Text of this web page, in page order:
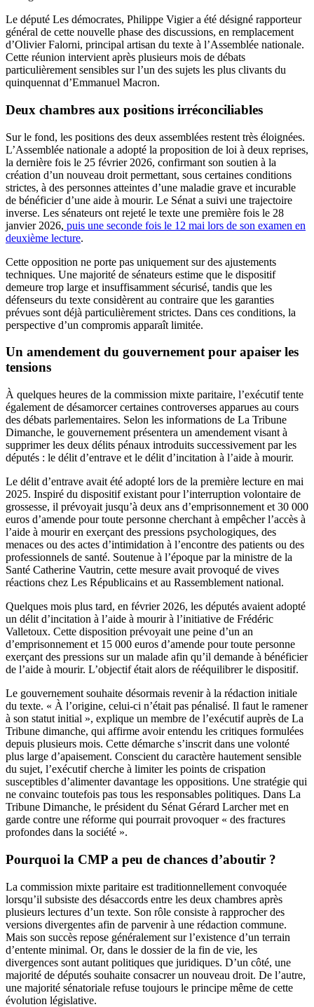
Le député Les démocrates, Philippe Vigier a été désigné rapporteur
général de cette nouvelle phase des discussions, en remplacement
d’Olivier Falorni, principal artisan du texte à l’Assemblée nationale.
Cette réunion intervient après plusieurs mois de débats
particulièrement sensibles sur l’un des sujets les plus clivants du
quinquennat d’Emmanuel Macron.
Deux chambres aux positions irréconciliables
Sur le fond, les positions des deux assemblées restent très éloignées.
L’Assemblée nationale a adopté la proposition de loi à deux reprises,
la dernière fois le 25 février 2026, confirmant son soutien à la
création d’un nouveau droit permettant, sous certaines conditions
strictes, à des personnes atteintes d’une maladie grave et incurable
de bénéficier d’une aide à mourir. Le Sénat a suivi une trajectoire
inverse. Les sénateurs ont rejeté le texte une première fois le 28
janvier 2026, puis une seconde fois le 12 mai lors de son examen en
deuxième lecture.
Cette opposition ne porte pas uniquement sur des ajustements
techniques. Une majorité de sénateurs estime que le dispositif
demeure trop large et insuffisamment sécurisé, tandis que les
défenseurs du texte considèrent au contraire que les garanties
prévues sont déjà particulièrement strictes. Dans ces conditions, la
perspective d’un compromis apparaît limitée.
Un amendement du gouvernement pour apaiser les
tensions
À quelques heures de la commission mixte paritaire, l’exécutif tente
également de désamorcer certaines controverses apparues au cours
des débats parlementaires. Selon les informations de La Tribune
Dimanche, le gouvernement présentera un amendement visant à
supprimer les deux délits pénaux introduits successivement par les
députés : le délit d’entrave et le délit d’incitation à l’aide à mourir.
Le délit d’entrave avait été adopté lors de la première lecture en mai
2025. Inspiré du dispositif existant pour l’interruption volontaire de
grossesse, il prévoyait jusqu’à deux ans d’emprisonnement et 30 000
euros d’amende pour toute personne cherchant à empêcher l’accès à
l’aide à mourir en exerçant des pressions psychologiques, des
menaces ou des actes d’intimidation à l’encontre des patients ou des
professionnels de santé. Soutenue à l’époque par la ministre de la
Santé Catherine Vautrin, cette mesure avait provoqué de vives
réactions chez Les Républicains et au Rassemblement national.
Quelques mois plus tard, en février 2026, les députés avaient adopté
un délit d’incitation à l’aide à mourir à l’initiative de Frédéric
Valletoux. Cette disposition prévoyait une peine d’un an
d’emprisonnement et 15 000 euros d’amende pour toute personne
exerçant des pressions sur un malade afin qu’il demande à bénéficier
de l’aide à mourir. L’objectif était alors de rééquilibrer le dispositif.
Le gouvernement souhaite désormais revenir à la rédaction initiale
du texte. « À l’origine, celui-ci n’était pas pénalisé. Il faut le ramener
à son statut initial », explique un membre de l’exécutif auprès de La
Tribune dimanche, qui affirme avoir entendu les critiques formulées
depuis plusieurs mois. Cette démarche s’inscrit dans une volonté
plus large d’apaisement. Conscient du caractère hautement sensible
du sujet, l’exécutif cherche à limiter les points de crispation
susceptibles d’alimenter davantage les oppositions. Une stratégie qui
ne convainc toutefois pas tous les responsables politiques. Dans La
Tribune Dimanche, le président du Sénat Gérard Larcher met en
garde contre une réforme qui pourrait provoquer « des fractures
profondes dans la société ».
Pourquoi la CMP a peu de chances d’aboutir ?
La commission mixte paritaire est traditionnellement convoquée
lorsqu’il subsiste des désaccords entre les deux chambres après
plusieurs lectures d’un texte. Son rôle consiste à rapprocher des
versions divergentes afin de parvenir à une rédaction commune.
Mais son succès repose généralement sur l’existence d’un terrain
d’entente minimal. Or, dans le dossier de la fin de vie, les
divergences sont autant politiques que juridiques. D’un côté, une
majorité de députés souhaite consacrer un nouveau droit. De l’autre,
une majorité sénatoriale refuse toujours le principe même de cette
évolution législative.